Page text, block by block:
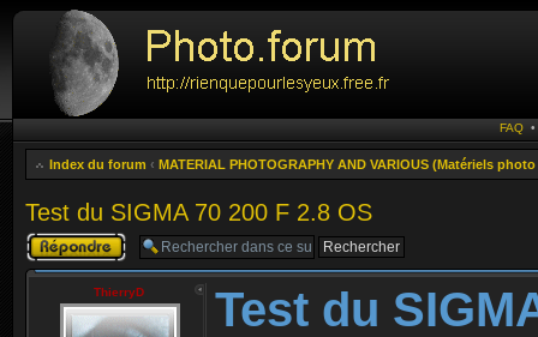
FAQ
Index du forum ‹ MATERIAL PHOTOGRAPHY AND VARIOUS (Matériels
Test du SIGMA 70 200 F 2.8 OS
Publier une
réponse
ThierryD Test du